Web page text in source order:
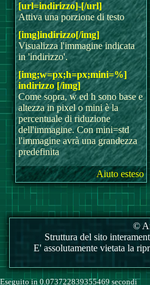
[url=indirizzo]-[/url]
Attiva una porzione di testo
[img]indirizzo[/img]
Visualizza l'immagine indicata
in 'indirizzo'.
[img;w=px;h=px;mini=%]
indirizzo [/img]
Come sopra, w ed h sono base e
altezza in pixel o mini è la
percentuale di riduzione
dell'immagine. Con mini=std
l'immagine avrà una grandezza
predefinita
Aiuto esteso
©
Struttura del sito
E' assolutamente vietata la
Eseguito in 0.073722839355469 secondi